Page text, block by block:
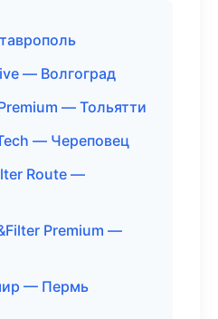
— Волгоград
— Тольятти
— Череповец
Route —
Premium —
— Пермь